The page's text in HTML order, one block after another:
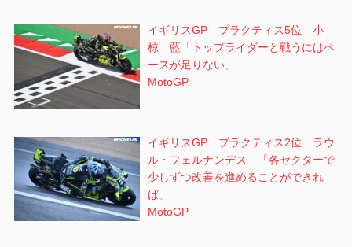
イギリスGP プラクティス5位 小
椋 藍「トップライダーと戦うにはペ
ースが足りない」
MotoGP
イギリスGP プラクティス2位 ラウ
ル・フェルナンデス 「各セクターで
少しずつ改善を進めることができれ
ば」
MotoGP